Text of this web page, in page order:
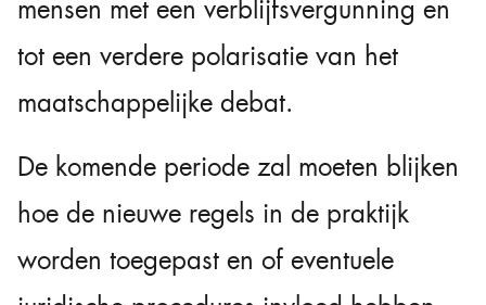
mensen met een verblijfsvergunning en
tot een verdere polarisatie van het
maatschappelijke debat.
De komende periode zal moeten blijken
hoe de nieuwe regels in de praktijk
worden toegepast en of eventuele